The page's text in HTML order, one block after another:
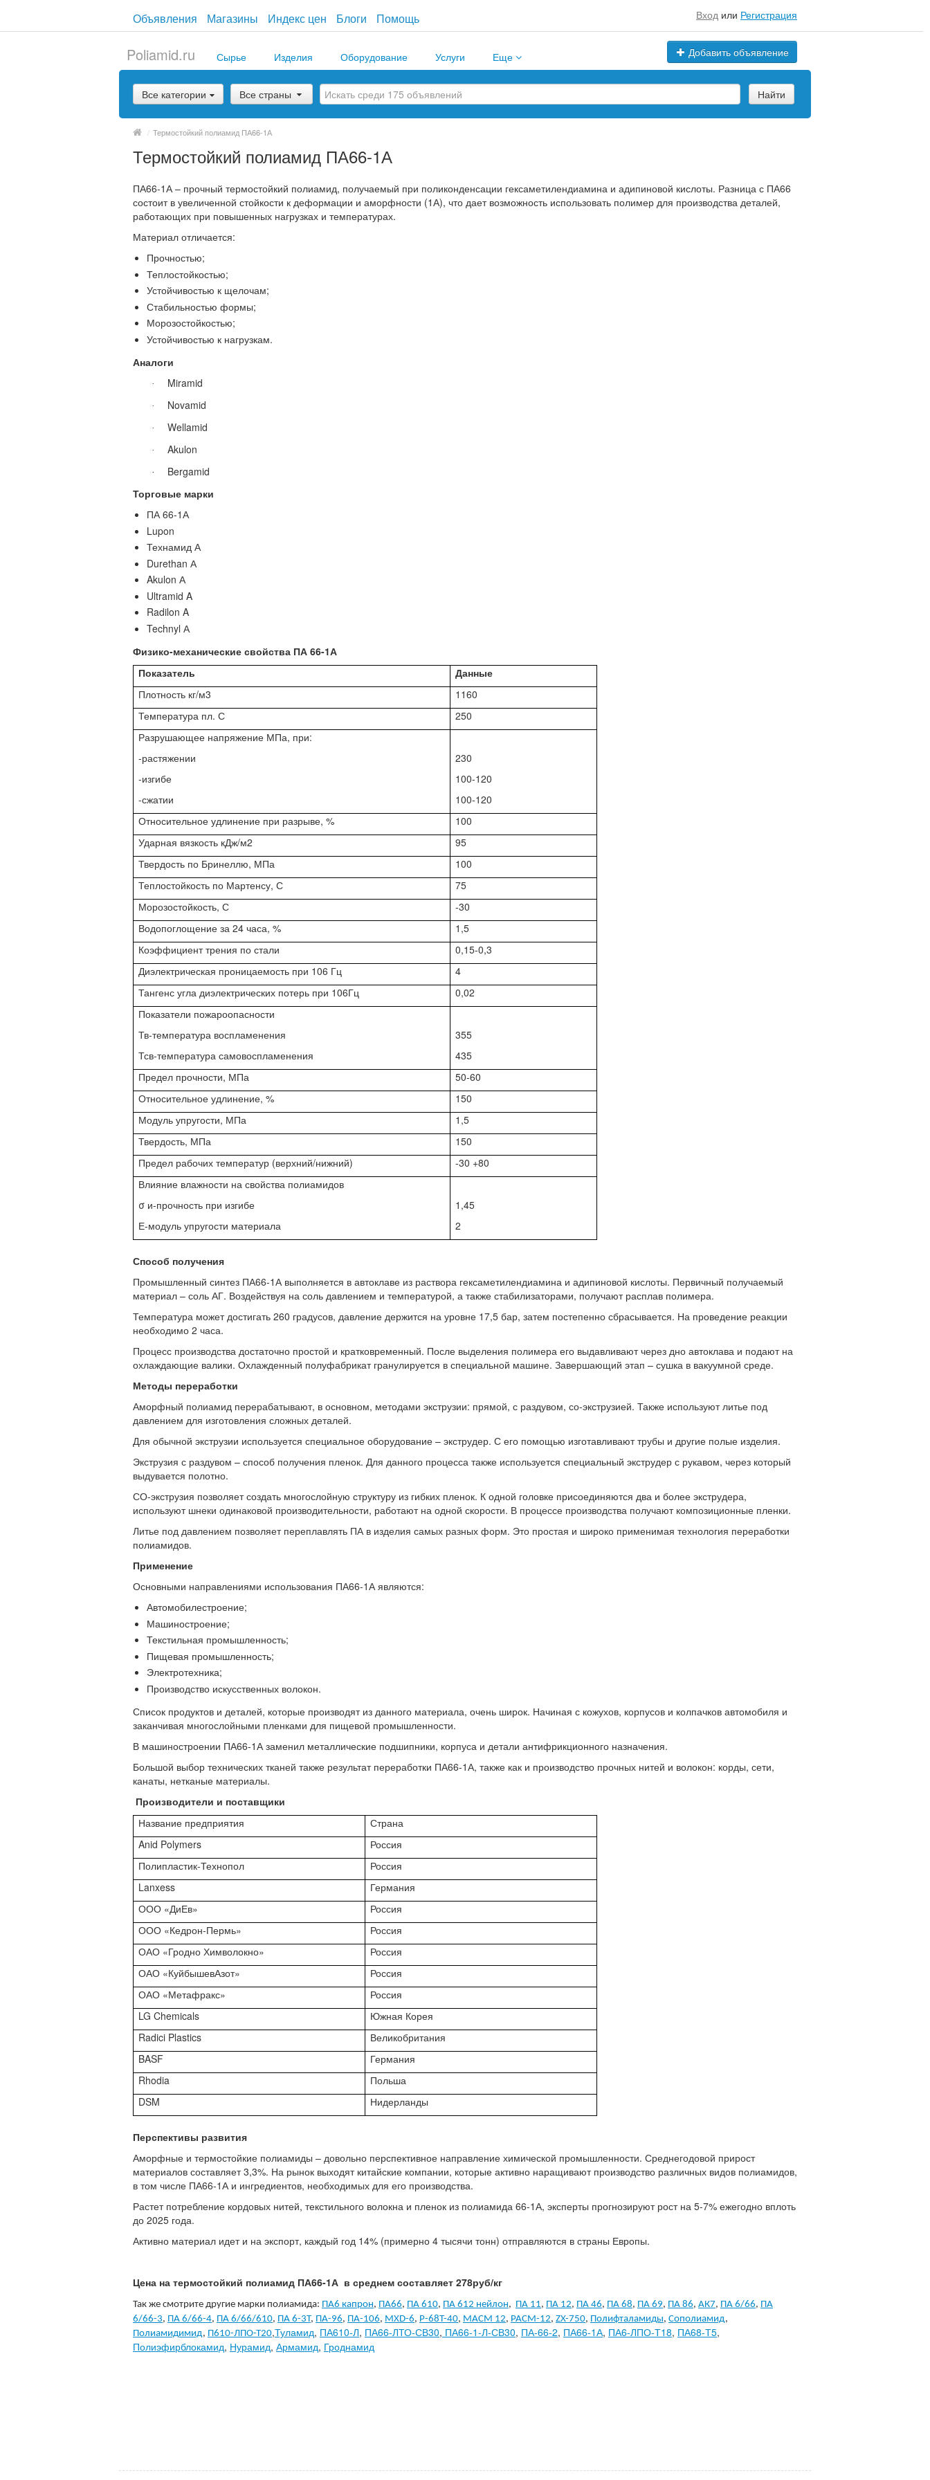
Объявления Магазины Индекс цен Блоги Помощь Вход или Регистрация
Добавить объявление
Poliamid.ru Сырье Изделия Оборудование Услуги Еще
Все категории Все страны Найти
/ Термостойкий полиамид ПА66-1А
Термостойкий полиамид ПА66-1А
ПА66-1А – прочный термостойкий полиамид, получаемый при поликонденсации гексаметилендиамина и адипиновой кислоты. Разница с ПА66
состоит в увеличенной стойкости к деформации и аморфности (1А), что дает возможность использовать полимер для производства деталей,
работающих при повышенных нагрузках и температурах.
Материал отличается:
Прочностью;
Теплостойкостью;
Устойчивостью к щелочам;
Стабильностью формы;
Морозостойкостью;
Устойчивостью к нагрузкам.
Аналоги
· Miramid
· Novamid
· Wellamid
· Akulon
·
Bergamid
Торговые марки
ПА 66-1А
Lupon
Технамид А
Durethan А
Akulon А
Ultramid A
Radilon A
Technyl А
Физико-механические свойства ПА 66-1А
Показатель
Данные
Плотность кг/м3
1160
Температура пл. С
250
Разрушающее напряжение МПа, при:
-растяжении
-изгибе
-сжатии
230
100-120
100-120
Относительное удлинение при разрыве, %
100
Ударная вязкость кДж/м2
95
Твердость по Бринеллю, МПа
100
Теплостойкость по Мартенсу, С
75
Морозостойкость, С
-30
Водопоглощение за 24 часа, %
1,5
Коэффициент трения по стали
0,15-0,3
Диэлектрическая проницаемость при 106 Гц
4
Тангенс угла диэлектрических потерь при 106Гц
0,02
Показатели пожароопасности
Тв-температура воспламенения
Тсв-температура самовоспламенения
355
435
Предел прочности, МПа
50-60
Относительное удлинение, %
150
Модуль упругости, МПа
1,5
Твердость, МПа
150
Предел рабочих температур (верхний/нижний)
-30 +80
Влияние влажности на свойства полиамидов
σ и-прочность при изгибе
Е-модуль упругости материала
1,45
2
Способ получения
Промышленный синтез ПА66-1А выполняется в автоклаве из раствора гексаметилендиамина и адипиновой кислоты. Первичный получаемый
материал – соль АГ. Воздействуя на соль давлением и температурой, а также стабилизаторами, получают расплав полимера.
Температура может достигать 260 градусов, давление держится на уровне 17,5 бар, затем постепенно сбрасывается. На проведение реакции
необходимо 2 часа.
Процесс производства достаточно простой и кратковременный. После выделения полимера его выдавливают через дно автоклава и подают на
охлаждающие валики. Охлажденный полуфабрикат гранулируется в специальной машине. Завершающий этап – сушка в вакуумной среде.
Методы переработки
Аморфный полиамид перерабатывают, в основном, методами экструзии: прямой, с раздувом, со-экструзией. Также используют литье под
давлением для изготовления сложных деталей.
Для обычной экструзии используется специальное оборудование – экструдер. С его помощью изготавливают трубы и другие полые изделия.
Экструзия с раздувом – способ получения пленок. Для данного процесса также используется специальный экструдер с рукавом, через который
выдувается полотно.
СО-экструзия позволяет создать многослойную структуру из гибких пленок. К одной головке присоединяются два и более экструдера,
используют шнеки одинаковой производительности, работают на одной скорости. В процессе производства получают композиционные пленки.
Литье под давлением позволяет переплавлять ПА в изделия самых разных форм. Это простая и широко применимая технология переработки
полиамидов.
Применение
Основными направлениями использования ПА66-1А являются:
Автомобилестроение;
Машиностроение;
Текстильная промышленность;
Пищевая промышленность;
Электротехника;
Производство искусственных волокон.
Список продуктов и деталей, которые производят из данного материала, очень широк. Начиная с кожухов, корпусов и колпачков автомобиля и
заканчивая многослойными пленками для пищевой промышленности.
В машиностроении ПА66-1А заменил металлические подшипники, корпуса и детали антифрикционного назначения.
Большой выбор технических тканей также результат переработки ПА66-1А, также как и производство прочных нитей и волокон: корды, сети,
канаты, нетканые материалы.
Производители и поставщики
Название предприятия
Страна
Anid Polymers
Россия
Полипластик-Технопол
Россия
Lanxess
Германия
ООО «ДиЕв»
Россия
ООО «Кедрон-Пермь»
Россия
ОАО «Гродно Химволокно»
Россия
ОАО «КуйбышевАзот»
Россия
ОАО «Метафракс»
Россия
LG Chemicals
Южная Корея
Radici Plastics
Великобритания
BASF
Германия
Rhodia
Польша
DSM
Нидерланды
Перспективы развития
Аморфные и термостойкие полиамиды – довольно перспективное направление химической промышленности. Среднегодовой прирост
материалов составляет 3,3%. На рынок выходят китайские компании, которые активно наращивают производство различных видов полиамидов,
в том числе ПА66-1А и ингредиентов, необходимых для его производства.
Растет потребление кордовых нитей, текстильного волокна и пленок из полиамида 66-1А, эксперты прогнозируют рост на 5-7% ежегодно вплоть
до 2025 года.
Активно материал идет и на экспорт, каждый год 14% (примерно 4 тысячи тонн) отправляются в страны Европы.
Цена на термостойкий полиамид ПА66-1А в среднем составляет 278руб/кг
Так же смотрите другие марки полиамида: ПА6 капрон, ПА66, ПА 610, ПА 612 нейлон, ПА 11, ПА 12, ПА 46, ПА 68, ПА 69, ПА 86, АК7, ПА 6/66, ПА
6/66-3, ПА 6/66-4, ПА 6/66/610, ПА 6-3Т, ПА-96, ПА-106, MXD-6, P-68Т-40, МАСМ 12, РАСМ-12, ZX-750, Полифталамиды, Сополиамид,
Полиамидимид, П610-ЛПО-Т20,Туламид, ПА610-Л, ПА66-ЛТО-СВ30, ПА66-1-Л-СВ30, ПА-66-2, ПА66-1А, ПА6-ЛПО-Т18, ПА68-Т5,
Полиэфирблокамид, Нурамид, Армамид, Гроднамид